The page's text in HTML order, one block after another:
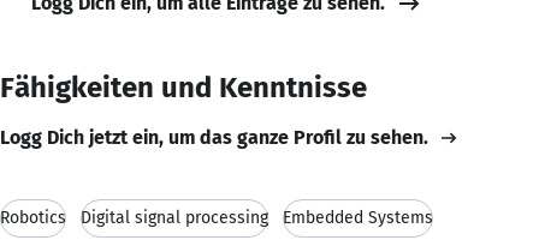
Fähigkeiten und Kenntnisse
Logg Dich jetzt ein, um das ganze Profil zu sehen.
Robotics Digital signal processing Embedded Systems